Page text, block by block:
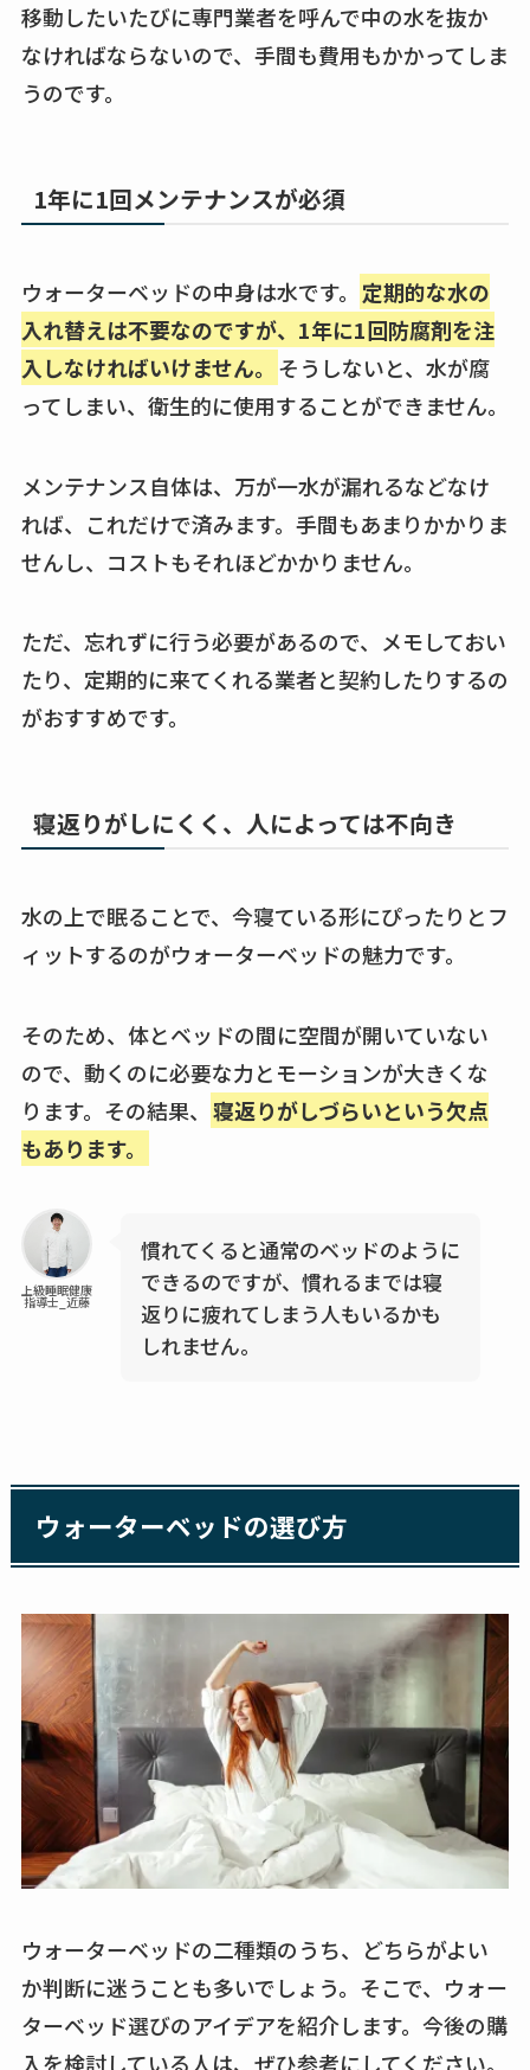
移動したいたびに専門業者を呼んで中の水を抜か
なければならないので、手間も費用もかかってしま
うのです。
1年に1回メンテナンスが必須
ウォーターベッドの中身は水です。 定期的な水の
入れ替えは不要なのですが、1年に1回防腐剤を注
入しなければいけません。 そうしないと、水が腐
ってしまい、衛生的に使用することができません。
メンテナンス自体は、万が一水が漏れるなどなけ
れば、これだけで済みます。手間もあまりかかりま
せんし、コストもそれほどかかりません。
ただ、忘れずに行う必要があるので、メモしておい
たり、定期的に来てくれる業者と契約したりするの
がおすすめです。
寝返りがしにくく、人によっては不向き
水の上で眠ることで、今寝ている形にぴったりとフ
ィットするのがウォーターベッドの魅力です。
そのため、体とベッドの間に空間が開いていない
ので、動くのに必要な力とモーションが大きくな
ります。その結果、 寝返りがしづらいという欠点
もあります。
上級睡眠健康
指導士_近藤
慣れてくると通常のベッドのように
できるのですが、慣れるまでは寝
返りに疲れてしまう人もいるかも
しれません。
ウォーターベッドの選び方
ウォーターベッドの二種類のうち、どちらがよい
か判断に迷うことも多いでしょう。そこで、ウォー
ターベッド選びのアイデアを紹介します。今後の購
入を検討している人は、ぜひ参考にしてください。